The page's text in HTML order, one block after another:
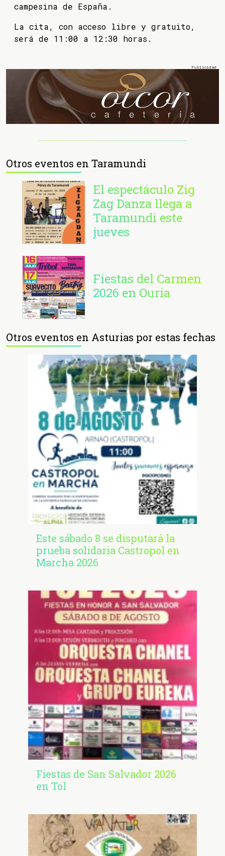
campesina de España.
La cita, con acceso libre y gratuito,
será de 11:00 a 12:30 horas.
Otros eventos en Taramundi
El espectáculo Zig
Zag Danza llega a
Taramundi este
jueves
Fiestas del Carmen
2026 en Ouria
Otros eventos en Asturias por estas fechas
Este sábado 8 se disputará la
prueba solidaria Castropol en
Marcha 2026
Fiestas de San Salvador 2026
en Tol